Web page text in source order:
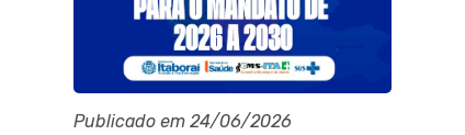
Publicado em 24/06/2026